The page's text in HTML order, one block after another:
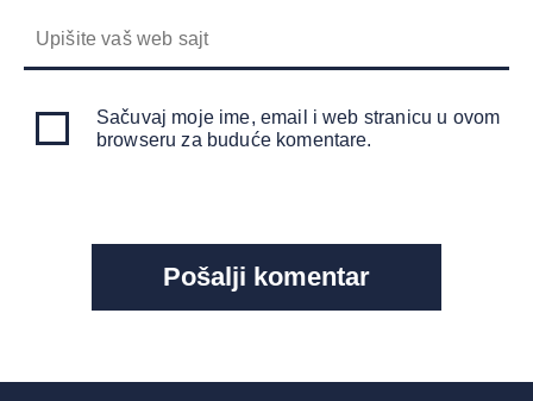
Sačuvaj moje ime, email i web stranicu u ovom
browseru za buduće komentare.